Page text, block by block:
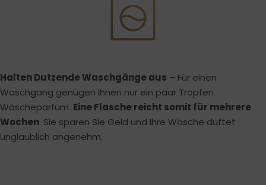
Halten Dutzende Waschgänge aus – Für einen
Waschgang genügen Ihnen nur ein paar Tropfen
Wäscheparfüm. Eine Flasche reicht somit für mehrere
Wochen. Sie sparen Sie Geld und Ihre Wäsche duftet
unglaublich angenehm.